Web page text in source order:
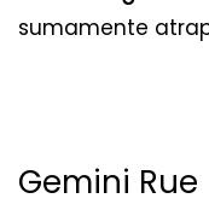
sumamente
Gemini Rue